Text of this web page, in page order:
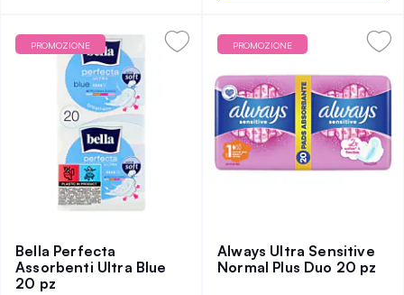
PROMOZIONE
Bella Perfecta
Assorbenti Ultra Blue
20 pz
PROMOZIONE
Always Ultra Sensitive
Normal Plus Duo 20 pz